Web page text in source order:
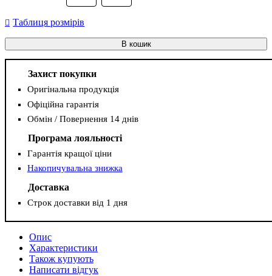
Таблиця розмірів
В кошик
Захист покупки
Оригінальна продукція
Офіційна гарантія
Обмін / Повернення 14 днів
Програма лояльності
Гарантія кращої ціни
Накопичувальна знижка
Доставка
Строк доставки від 1 дня
Опис
Характеристики
Також купують
Написати відгук